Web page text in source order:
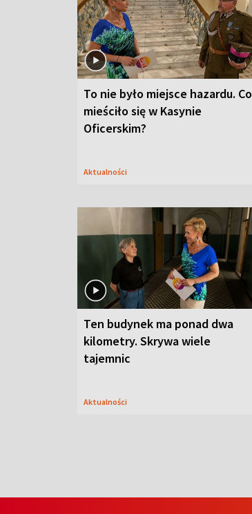
To nie było miejsce hazardu. Co
mieściło się w Kasynie
Oficerskim?
Aktualności
Ten budynek ma ponad dwa
kilometry. Skrywa wiele
tajemnic
Aktualności